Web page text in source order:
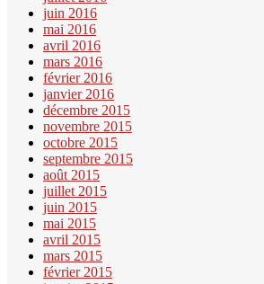
juin 2016
mai 2016
avril 2016
mars 2016
février 2016
janvier 2016
décembre 2015
novembre 2015
octobre 2015
septembre 2015
août 2015
juillet 2015
juin 2015
mai 2015
avril 2015
mars 2015
février 2015